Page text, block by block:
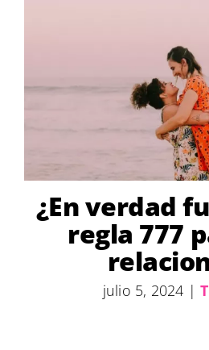
¿En verdad
regla 777
julio 5, 2024 |